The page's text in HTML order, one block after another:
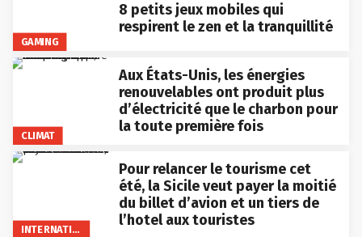
GAMING
8 petits jeux mobiles qui
respirent le zen et la tranquillité
CLIMAT
Aux États-Unis, les énergies
renouvelables ont produit plus
d’électricité que le charbon pour
la toute première fois
INTERNATIONAL
Pour relancer le tourisme cet
été, la Sicile veut payer la moitié
du billet d’avion et un tiers de
l’hotel aux touristes